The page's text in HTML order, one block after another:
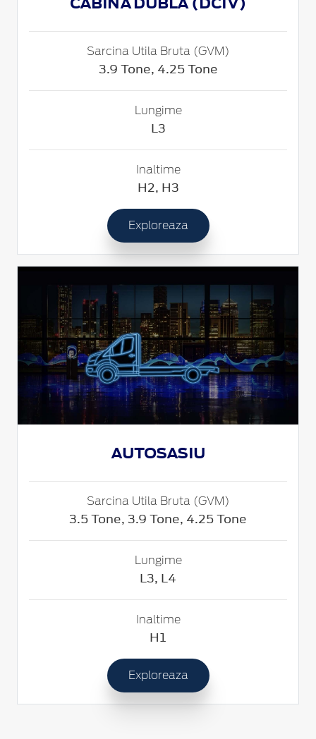
Sarcina Utila Bruta (GVM)
3.9 Tone, 4.25 Tone
Lungime
L3
Inaltime
H2, H3
Exploreaza
AUTOSASIU
Sarcina Utila Bruta (GVM)
3.5 Tone, 3.9 Tone, 4.25 Tone
Lungime
L3, L4
Inaltime
H1
Exploreaza